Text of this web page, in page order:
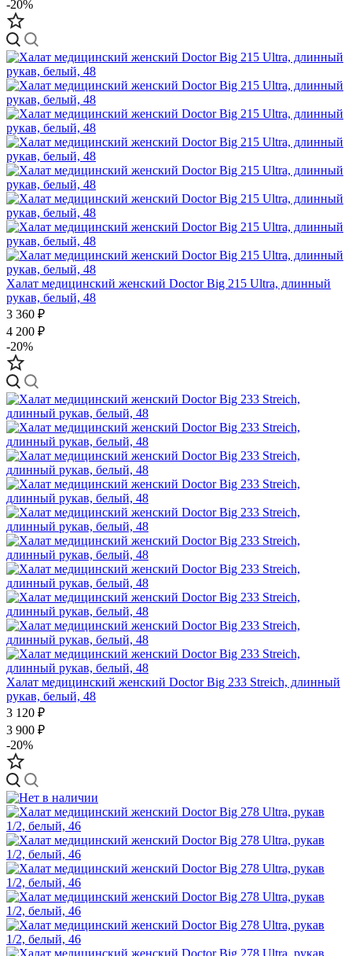
-20%
Халат медицинский женский Doctor Big 215 Ultra, длинный
рукав, белый, 48
3 360 ₽
4 200 ₽
-20%
Халат медицинский женский Doctor Big 233 Streich, длинный
рукав, белый, 48
3 120 ₽
3 900 ₽
-20%